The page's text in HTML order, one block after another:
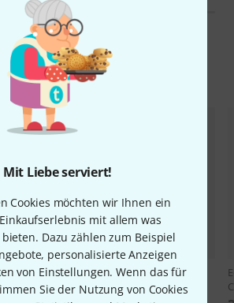
Mit Liebe serviert!
Cookies möchten wir Ihnen ein
mit allem was
Dazu zählen zum Beispiel
personalisierte Anzeigen
von Einstellungen. Wenn das für
Sie der Nutzung von Cookies
Newcomer
Edition ChanterelleBach Six
Cello Suites